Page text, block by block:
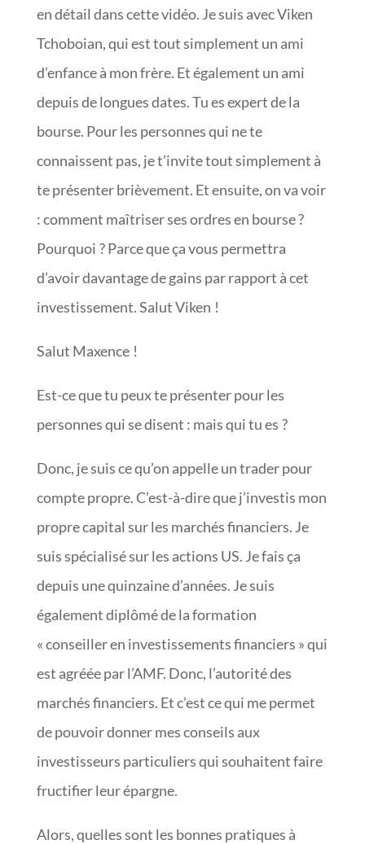
en détail dans cette vidéo. Je suis avec Viken
Tchoboian, qui est tout simplement un ami
d’enfance à mon frère. Et également un ami
depuis de longues dates. Tu es expert de la
bourse. Pour les personnes qui ne te
connaissent pas, je t’invite tout simplement à
te présenter brièvement. Et ensuite, on va voir
: comment maîtriser ses ordres en bourse ?
Pourquoi ? Parce que ça vous permettra
d’avoir davantage de gains par rapport à cet
investissement. Salut Viken !
Salut Maxence !
Est-ce que tu peux te présenter pour les
personnes qui se disent : mais qui tu es ?
Donc, je suis ce qu’on appelle un trader pour
compte propre. C’est-à-dire que j’investis mon
propre capital sur les marchés financiers. Je
suis spécialisé sur les actions US. Je fais ça
depuis une quinzaine d’années. Je suis
également diplômé de la formation
« conseiller en investissements financiers » qui
est agréée par l’AMF. Donc, l’autorité des
marchés financiers. Et c’est ce qui me permet
de pouvoir donner mes conseils aux
investisseurs particuliers qui souhaitent faire
fructifier leur épargne.
Alors, quelles sont les bonnes pratiques à